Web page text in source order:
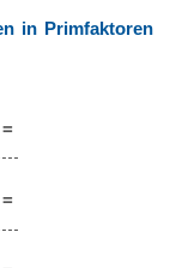
in Primfaktoren